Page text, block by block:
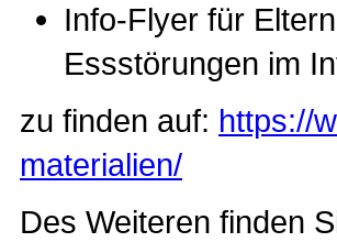
Info-Flyer für
Essstörungen im
zu finden auf: https://
materialien/
Des Weiteren finden